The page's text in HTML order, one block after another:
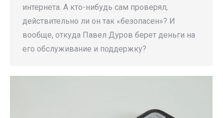
интернета. А кто-нибудь сам проверял,
действительно ли он так «безопасен»? И
вообще, откуда Павел Дуров берет деньги на
его обслуживание и поддержку?